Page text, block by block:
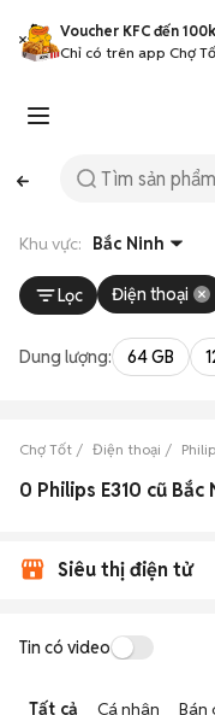
Voucher KFC đến 100k
Chỉ có trên app Chợ
Khu vực: Bắc Ninh
Lọc Điện thoại
Dung lượng: 64 GB
Chợ Tốt Điện thoại
0 Philips E310 cũ Bắc
Siêu thị điện tử
Tin có video
Tất cả Cá nhân Bán